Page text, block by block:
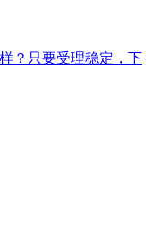
？只要受理稳定，下